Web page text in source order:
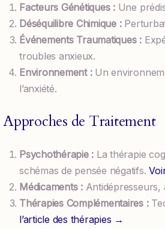
Facteurs Génétiques :Une
Déséquilibre Chimique :
Événements Traumatiques :
troubles anxieux.
Environnement :Un
l’anxiété.
Approches de Traitement
Psychothérapie : La thérapie
schémas de pensée négatifs.
Médicaments :Antidépresseurs,
Thérapies Complémentaires :
l’article des thérapies →